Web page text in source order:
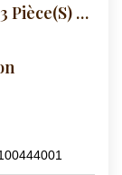
Appartement Verneuil Sur Avre - 3 Pièce(s) - 54 M2